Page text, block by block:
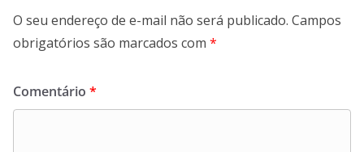
O seu endereço de e-mail não será publicado. Campos
obrigatórios são marcados com *
Comentário *